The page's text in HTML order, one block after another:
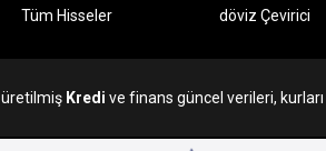
Tüm Hisseler döviz Çevirici
üretilmiş Kredi ve finans güncel verileri,